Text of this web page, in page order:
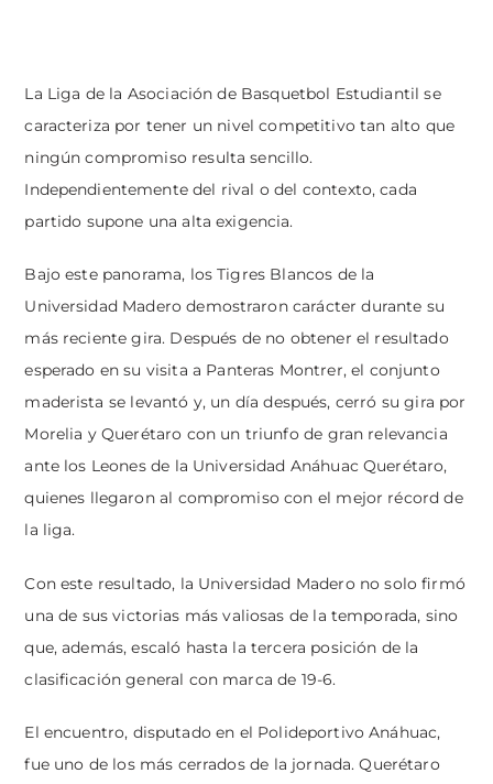
La Liga de la Asociación de Basquetbol Estudiantil se
caracteriza por tener un nivel competitivo tan alto que
ningún compromiso resulta sencillo.
Independientemente del rival o del contexto, cada
partido supone una alta exigencia.
Bajo este panorama, los Tigres Blancos de la
Universidad Madero demostraron carácter durante su
más reciente gira. Después de no obtener el resultado
esperado en su visita a Panteras Montrer, el conjunto
maderista se levantó y, un día después, cerró su gira por
Morelia y Querétaro con un triunfo de gran relevancia
ante los Leones de la Universidad Anáhuac Querétaro,
quienes llegaron al compromiso con el mejor récord de
la liga.
Con este resultado, la Universidad Madero no solo firmó
una de sus victorias más valiosas de la temporada, sino
que, además, escaló hasta la tercera posición de la
clasificación general con marca de 19-6.
El encuentro, disputado en el Polideportivo Anáhuac,
fue uno de los más cerrados de la jornada. Querétaro